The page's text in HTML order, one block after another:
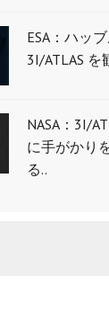
ESA：ハッ
3I/ATLAS を
NASA：3I/
に手がかり
る..